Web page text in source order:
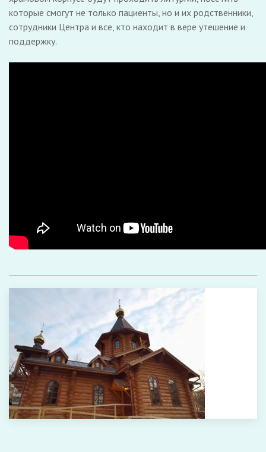
которые смогут не только пациенты, но и их родственники,
сотрудники Центра и все, кто находит в вере утешение и
поддержку.